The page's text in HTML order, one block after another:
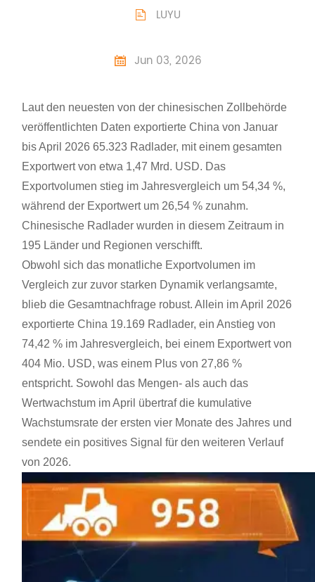
 LUYU
 Jun 03, 2026
Laut den neuesten von der chinesischen Zollbehörde
veröffentlichten Daten exportierte China von Januar
bis April 2026 65.323 Radlader, mit einem gesamten
Exportwert von etwa 1,47 Mrd. USD. Das
Exportvolumen stieg im Jahresvergleich um 54,34 %,
während der Exportwert um 26,54 % zunahm.
Chinesische Radlader wurden in diesem Zeitraum in
195 Länder und Regionen verschifft.
Obwohl sich das monatliche Exportvolumen im
Vergleich zur zuvor starken Dynamik verlangsamte,
blieb die Gesamtnachfrage robust. Allein im April 2026
exportierte China 19.169 Radlader, ein Anstieg von
74,42 % im Jahresvergleich, bei einem Exportwert von
404 Mio. USD, was einem Plus von 27,86 %
entspricht. Sowohl das Mengen- als auch das
Wertwachstum im April übertraf die kumulative
Wachstumsrate der ersten vier Monate des Jahres und
sendete ein positives Signal für den weiteren Verlauf
von 2026.